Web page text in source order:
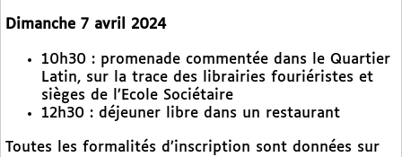
Dimanche 7 avril 2024
10h30 : promenade commentée dans le Quartier
Latin, sur la trace des librairies fouriéristes et
sièges de l’Ecole Sociétaire
12h30 : déjeuner libre dans un restaurant
Toutes les formalités d’inscription sont données sur